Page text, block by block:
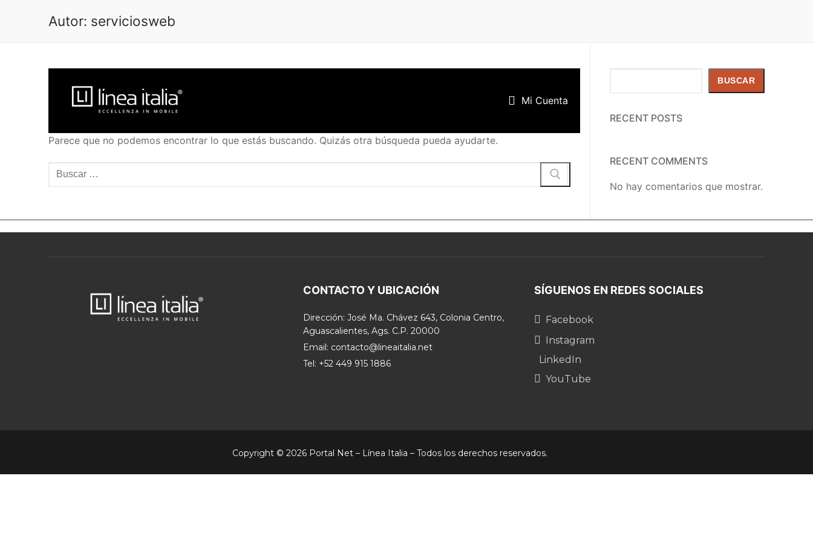
Autor: serviciosweb
Mi Cuenta
Parece que no podemos encontrar lo que estás buscando. Quizás otra búsqueda pueda ayudarte.
Buscar:
BUSCAR
RECENT POSTS
RECENT COMMENTS
No hay comentarios que mostrar.
CONTACTO Y UBICACIÓN
Dirección: José Ma. Chávez 643, Colonia Centro,
Aguascalientes, Ags. C.P. 20000
Email: contacto@lineaitalia.net
Tel: +52 449 915 1886
SÍGUENOS EN REDES SOCIALES
Facebook
Instagram
LinkedIn
YouTube
Copyright © 2026 Portal Net – Línea Italia – Todos los derechos reservados.